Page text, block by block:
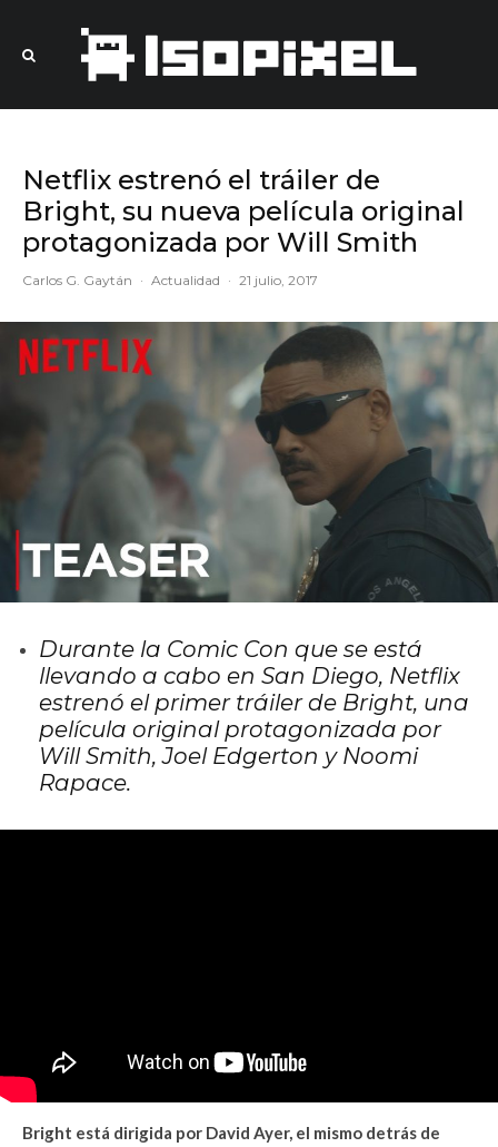
Netflix estrenó el tráiler de
Bright, su nueva película original
protagonizada por Will Smith
Carlos G. Gaytán · Actualidad · 21 julio, 2017
Durante la Comic Con que se está
llevando a cabo en San Diego, Netflix
estrenó el primer tráiler de Bright, una
película original protagonizada por
Will Smith, Joel Edgerton y Noomi
Rapace.
Bright está dirigida por David Ayer, el mismo detrás de